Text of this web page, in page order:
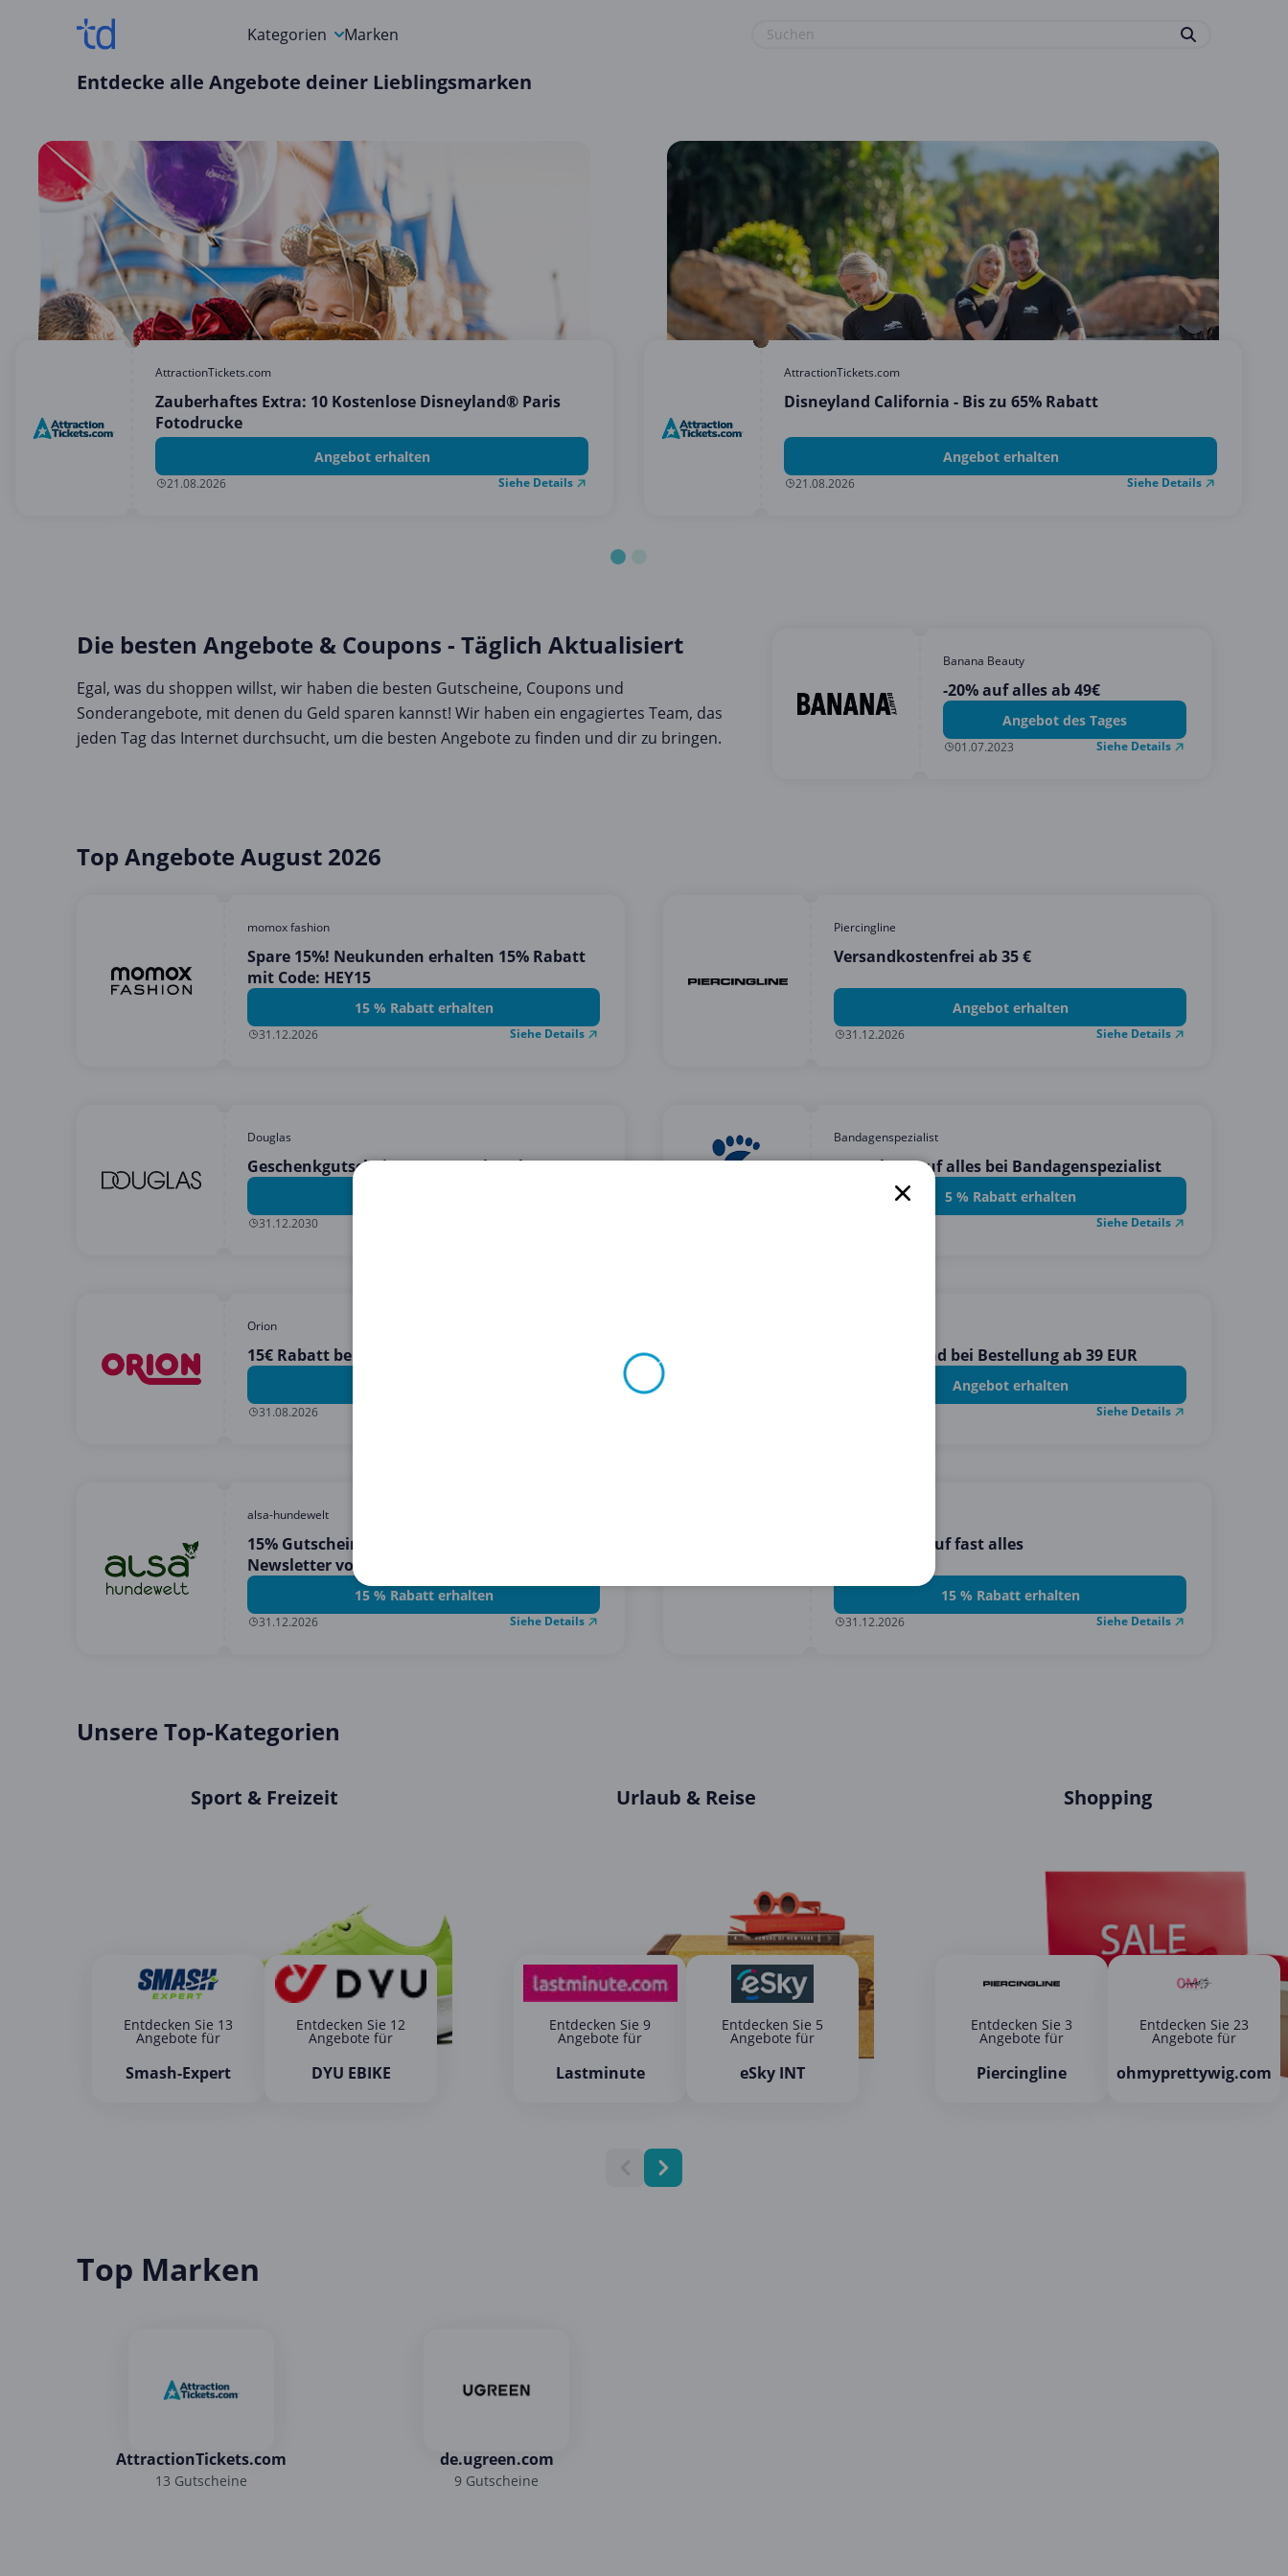
Kategorien
Auto, Motorrad & Werkzeuge
Bücher & Magazine
Computer & Elektronik
Entertainment & Media
Essen & Trinken
Foto, Druck & Büro
Gaming & Spielzeug
Shopping
Sonstiges
Marken
Entdecke alle Angebote deiner Lieblingsmarken
AttractionTickets.com
Zauberhaftes Extra: 10 Kostenlose Disneyland® Paris
Fotodrucke
Angebot erhalten
21.08.2026 Siehe Details
AttractionTickets.com
Disneyland California - Bis zu 65% Rabatt
Angebot erhalten
21.08.2026 Siehe Details
Banana Beauty
-20% auf alles ab 49€
Angebot des Tages
01.07.2023 Siehe Details
Die besten Angebote & Coupons - Täglich Aktualisiert
Egal, was du shoppen willst, wir haben die besten Gutscheine, Coupons und
Sonderangebote, mit denen du Geld sparen kannst! Wir haben ein engagiertes Team, das
jeden Tag das Internet durchsucht, um die besten Angebote zu finden und dir zu bringen.
Top Angebote August 2026
momox fashion
Spare 15%! Neukunden erhalten 15% Rabatt
mit Code: HEY15
15 % Rabatt erhalten
31.12.2026 Siehe Details
Piercingline
Versandkostenfrei ab 35 €
Angebot erhalten
31.12.2026 Siehe Details
Douglas
Geschenkgutscheine von Douglas ab 10 EUR
31.12.2030
Bandagenspezialist
5% Rabatt auf alles bei Bandagenspezialist
5 % Rabatt erhalten
Siehe Details
Orion
15€ Rabatt bei 60€ Einkauf
31.08.2026
Gratis Versand bei Bestellung ab 39 EUR
Angebot erhalten
Siehe Details
alsa-hundewelt
15% Gutschein für die Anmeldung beim
Newsletter von alsa-hundewelt!
15 % Rabatt erhalten
31.12.2026 Siehe Details
15% Rabatt auf fast alles
15 % Rabatt erhalten
31.12.2026 Siehe Details
Unsere Top-Kategorien
Sport & Freizeit
Entdecken Sie 13
Angebote für
Smash-Expert
Entdecken Sie 12
Angebote für
DYU EBIKE
Urlaub & Reise
Entdecken Sie 9
Angebote für
Lastminute
Entdecken Sie 5
Angebote für
eSky INT
Shopping
Entdecken Sie 3
Angebote für
Piercingline
Entdecken Sie 23
Angebote für
ohmyprettywig.com
Top Marken
AttractionTickets.com
13 Gutscheine
de.ugreen.com
9 Gutscheine